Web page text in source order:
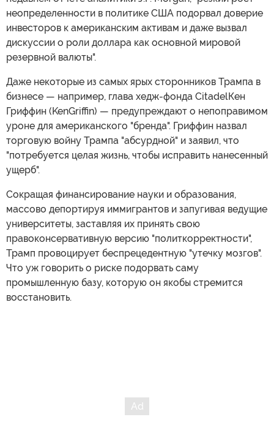
неопределенности в политике США подорвал доверие
инвесторов к американским активам и даже вызвал
дискуссии о роли доллара как основной мировой
резервной валюты".
Даже некоторые из самых ярых сторонников Трампа в
бизнесе — например, глава хедж-фонда CitadelКен
Гриффин (KenGriffin) — предупреждают о непоправимом
уроне для американского "бренда". Гриффин назвал
торговую войну Трампа "абсурдной" и заявил, что
"потребуется целая жизнь, чтобы исправить нанесенный
ущерб".
Сокращая финансирование науки и образования,
массово депортируя иммигрантов и запугивая ведущие
университеты, заставляя их принять свою
правоконсервативную версию "политкорректности",
Трамп провоцирует беспрецедентную "утечку мозгов".
Что уж говорить о риске подорвать саму
промышленную базу, которую он якобы стремится
восстановить.